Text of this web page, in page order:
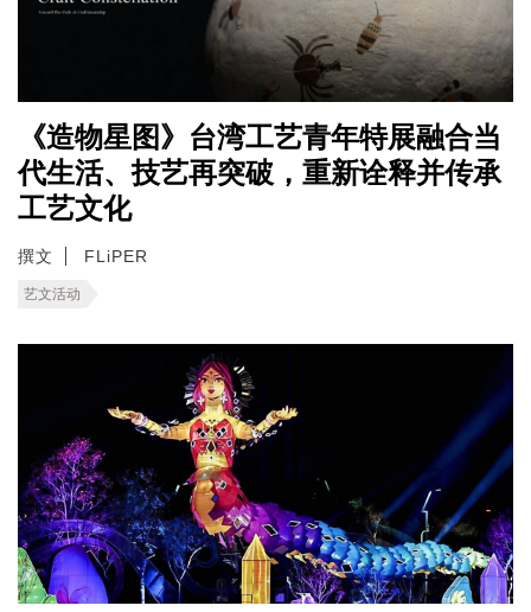
《造物星图》台湾工艺青年特展融合当
代生活、技艺再突破，重新诠释并传承
工艺文化
撰文 FLiPER
艺文活动